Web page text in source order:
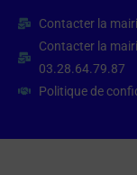
Contacter la
Contacter la
03.28.64.79.87
Politique de